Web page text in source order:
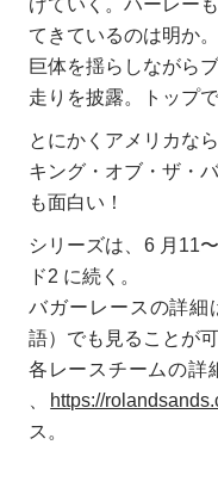
げていく。ハーレー
てきているのは明か
巨体を揺らしながら
走りを披露。トップ
とにかくアメリカな
キング・オブ・ザ・
も面白い！
シリーズは、6 月11
ド2 に続く。
バガーレースの詳細
語）でも見ることが可
各レースチームの詳
https://
ス。